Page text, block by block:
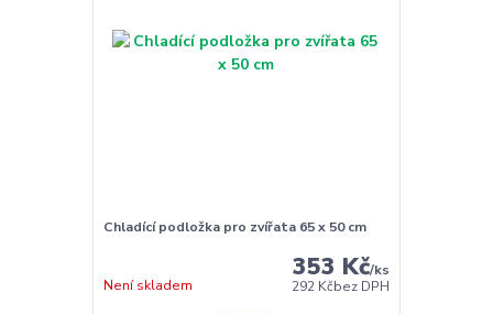
Chladící podložka pro zvířata 65 x 50 cm
353 Kč/ks
292 Kčbez DPH
Není skladem